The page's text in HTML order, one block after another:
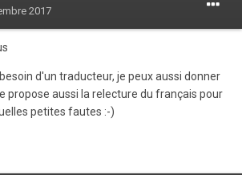
2017
d'un traducteur, je peux aussi donner
propose aussi la relecture du français pour
petites fautes :-)